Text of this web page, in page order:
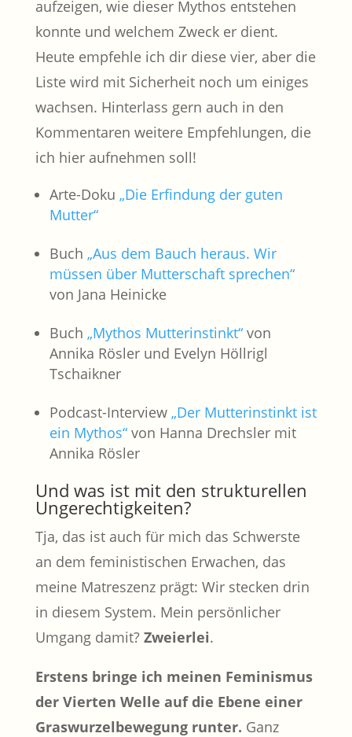
aufzeigen, wie dieser Mythos entstehen
konnte und welchem Zweck er dient.
Heute empfehle ich dir diese vier, aber die
Liste wird mit Sicherheit noch um einiges
wachsen. Hinterlass gern auch in den
Kommentaren weitere Empfehlungen, die
ich hier aufnehmen soll!
Arte-Doku „Die Erfindung der guten
Mutter“
Buch „Aus dem Bauch heraus. Wir
müssen über Mutterschaft sprechen“
von Jana Heinicke
Buch „Mythos Mutterinstinkt“von
Annika Rösler und Evelyn Höllrigl
Tschaikner
Podcast-Interview „Der Mutterinstinkt ist
ein Mythos“von Hanna Drechsler mit
Annika Rösler
Und was ist mit den strukturellen
Ungerechtigkeiten?
Tja, das ist auch für mich das Schwerste
an dem feministischen Erwachen, das
meine Matreszenz prägt: Wir stecken drin
in diesem System. Mein persönlicher
Umgang damit? Zweierlei.
Erstens bringe ich meinen Feminismus
der Vierten Welle auf die Ebene einer
Graswurzelbewegung runter. Ganz